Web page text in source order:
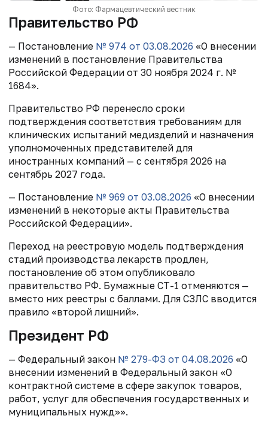
Фото: Фармацевтический вестник
Правительство РФ
— Постановление № 974 от 03.08.2026 «О внесении
изменений в постановление Правительства
Российской Федерации от 30 ноября 2024 г. №
1684».
Правительство РФ перенесло сроки
подтверждения соответствия требованиям для
клинических испытаний медизделий и назначения
уполномоченных представителей для
иностранных компаний — с сентября 2026 на
сентябрь 2027 года.
— Постановление № 969 от 03.08.2026 «О внесении
изменений в некоторые акты Правительства
Российской Федерации».
Переход на реестровую модель подтверждения
стадий производства лекарств продлен,
постановление об этом опубликовало
правительство РФ. Бумажные СТ-1 отменяются —
вместо них реестры с баллами. Для СЗЛС вводится
правило «второй лишний».
Президент РФ
— Федеральный закон № 279-ФЗ от 04.08.2026 «О
внесении изменений в Федеральный закон «О
контрактной системе в сфере закупок товаров,
работ, услуг для обеспечения государственных и
муниципальных нужд»».